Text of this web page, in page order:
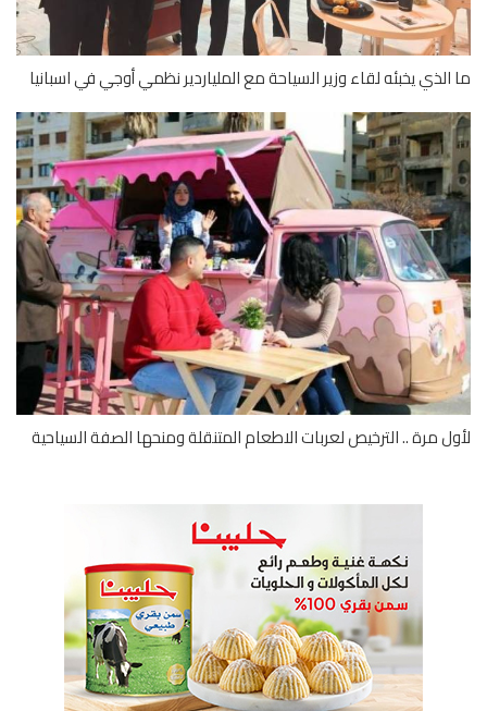
يخبئه لقاء وزير السياحة مع الملياردير نظمي أوجي في اسبانيا
مرة .. الترخيص لعربات الاطعام المتنقلة ومنحها الصفة السياحية